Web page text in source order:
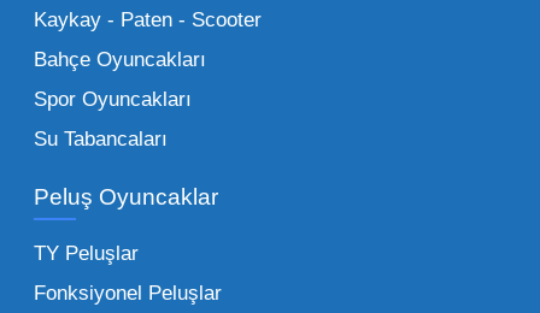
Küçük Oyuncaklar:
sağlayan toptan küçük oyuncaklar, bakkallar,
Bu kategorideki küçük oyuncaklar toptan
alımlarda çok düşük maliyetlerle yüksek
adetli stok yapmanıza olanak tanır. Özellikle
sürpriz paketler ve figürler, çocukların
harçlıklarıyla kolayca alabildiği ürünlerdir.
Çocuk Oyuncakları Toptan Seçenekleri:
Kaykay - Paten - Scooter
Bahçe Oyuncakları
Spor Oyuncakları
Su Tabancaları
Peluş Oyuncaklar
TY Peluşlar
Fonksiyonel Peluşlar